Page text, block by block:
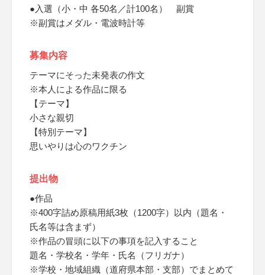
●入選（小・中 各50名／計100名） 副賞
※副賞はメダル・電波時計等
募集内容
テーマにそった未発表の作文
※本人による作品に限る
【テーマ】
小さな親切
【特別テーマ】
思いやりは心のワクチン
提出物
●作品
※400字詰め原稿用紙3枚（1200字）以内（題名・
氏名等は含まず）
※作品の冒頭に以下の事項を記入すること
題名・学校名・学年・氏名（フリガナ）
※学校・地域組織（道府県本部・支部）でまとめて